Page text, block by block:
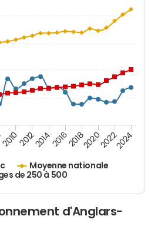
Moyenne nationale
de 250 à 500
20102012201420162018202020222024
d'Anglars-